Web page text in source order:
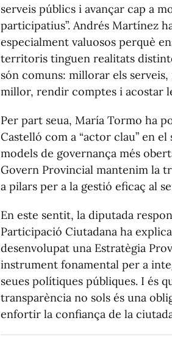
serveis públics i avançar cap a
participatius”. Andrés Martínez
especialment valuosos perquè
territoris tinguen realitats
són comuns: millorar els
millor, rendir comptes i acostar
Per part seua, María Tormo ha
Castelló com a “actor clau” en
models de governança més
Govern Provincial mantenim la
a pilars per a la gestió eficaç al
En este sentit, la diputada
Participació Ciutadana ha
desenvolupat una Estratègia
instrument fonamental per a
seues polítiques públiques. I és
transparència no sols és una
enfortir la confiança de la